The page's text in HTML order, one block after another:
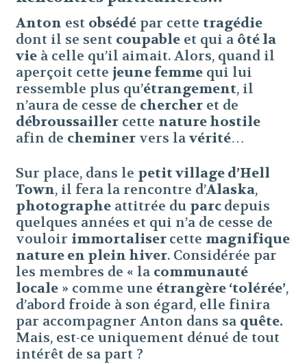
Anton est obsédépar cette tragédie
dont il se sent coupableet qui a ôté la
vieà celle qu’il aimait. Alors, quand il
aperçoit cette jeune femmequi lui
ressemble plus qu’étrangement, il
n’aura de cesse de chercheret de
débroussaillercette nature hostile
afin de cheminervers la vérité…
Sur place, dans le petit village d’Hell
Town, il fera la rencontre d’Alaska,
photographeattitrée du parc depuis
quelques années et qui n’a de cesse de
vouloir immortaliser cette magnifique
nature en plein hiver. Considérée par
les membres de « la communauté
locale» comme une étrangère ‘tolérée’,
d’abord froide à son égard, elle finira
par accompagner Anton dans sa quête.
Mais, est-ce uniquement dénué de tout
intérêt de sa part ?